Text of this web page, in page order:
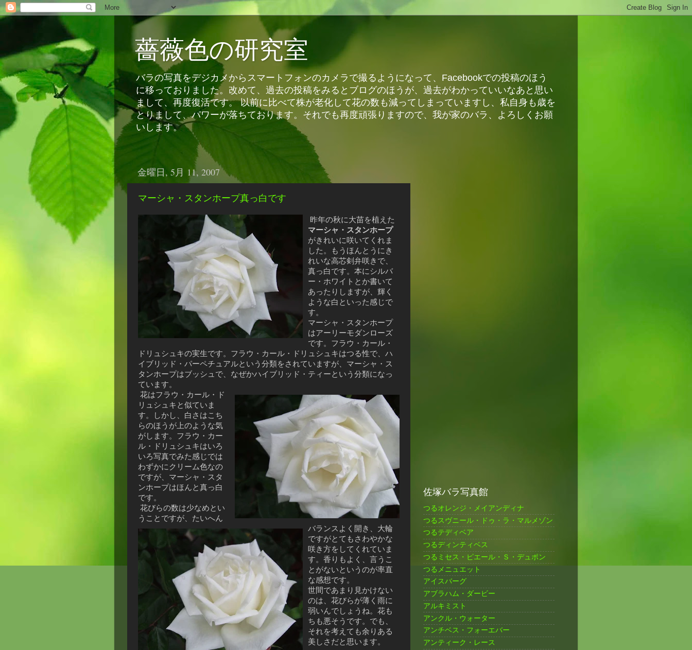
薔薇色の研究室
バラの写真をデジカメからスマートフォンのカメラで撮るようになって、Facebookでの投稿のほう
に移っておりました。改めて、過去の投稿をみるとブログのほうが、過去がわかっていいなあと思い
まして、再度復活です。 以前に比べて株が老化して花の数も減ってしまっていますし、私自身も歳を
とりまして、パワーが落ちております。それでも再度頑張りますので、我が家のバラ、よろしくお願
いします。
金曜日, 5月 11, 2007
マーシャ・スタンホープ真っ白です
昨年の秋に大苗を植えた
マーシャ・スタンホープ
がきれいに咲いてくれま
した。もうほんとうにき
れいな高芯剣弁咲きで、
真っ白です。本にシルバ
ー・ホワイトとか書いて
あったりしますが、輝く
ような白といった感じで
す。
マーシャ・スタンホープ
はアーリーモダンローズ
です。フラウ・カール・
ドリュシュキの実生です。フラウ・カール・ドリュシュキはつる性で、ハ
イブリッド・パーペチュアルという分類をされていますが、マーシャ・ス
タンホープはブッシュで、なぜかハイブリッド・ティーという分類になっ
ています。
花はフラウ・カール・ド
リュシュキと似ていま
す。しかし、白さはこち
らのほうが上のような気
がします。フラウ・カー
ル・ドリュシュキはいろ
いろ写真でみた感じでは
わずかにクリーム色なの
ですが、マーシャ・スタ
ンホープはほんと真っ白
です。
花びらの数は少なめとい
うことですが、たいへん
バランスよく開き、大輪
ですがとてもさわやかな
咲き方をしてくれていま
す。香りもよく、言うこ
とがないというのが率直
な感想です。
世間であまり見かけない
のは、花びらが薄く雨に
弱いんでしょうね。花も
ちも悪そうです。でも、
それを考えても余りある
美しさだと思います。
佐塚バラ写真館
つるオレンジ・メイアンディナ
つるスヴニール・ドゥ・ラ・マルメゾン
つるテディベア
つるディンティベス
つるミセス・ピエール・Ｓ・デュポン
つるメニュエット
アイスバーグ
アブラハム・ダービー
アルキミスト
アンクル・ウォーター
アンチベス・フォーエバー
アンティーク・レース